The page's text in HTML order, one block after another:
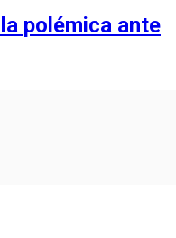
polémica ante